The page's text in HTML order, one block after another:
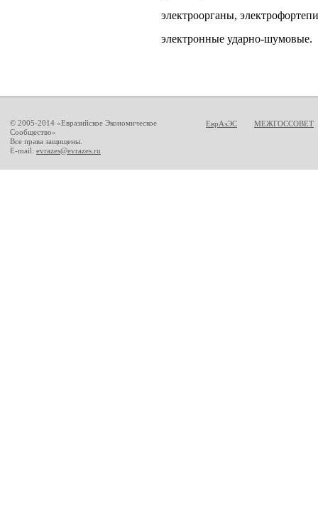
электроорганы,
электронные ударно-шумовые.
© 2005-2014 «Евразийское Экономическое
Сообщество»
Все права защищены.
E-mail: evrazes@evrazes.ru
ЕврАзЭС МЕЖГОССОВЕТ